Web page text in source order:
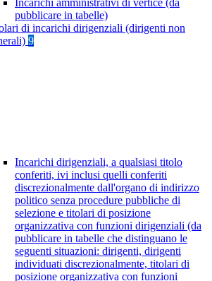
Incarichi amministrativi di vertice (da
pubblicare in tabelle)
di incarichi dirigenziali (dirigenti non
9
Incarichi dirigenziali, a qualsiasi titolo
conferiti, ivi inclusi quelli conferiti
discrezionalmente dall'organo di indirizzo
politico senza procedure pubbliche di
selezione e titolari di posizione
organizzativa con funzioni dirigenziali (da
pubblicare in tabelle che distinguano le
seguenti situazioni: dirigenti, dirigenti
individuati discrezionalmente, titolari di
posizione organizzativa con funzioni